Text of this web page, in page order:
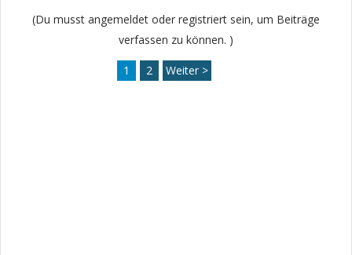
(Du musst angemeldet oder registriert sein, um Beiträge
verfassen zu können. )
1 2 Weiter >